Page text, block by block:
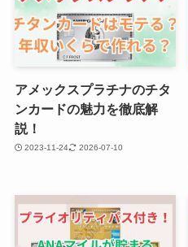
アメックスプラチナのチタ
ンカードの魅力を徹底解
説！
2023-11-24 2026-07-10